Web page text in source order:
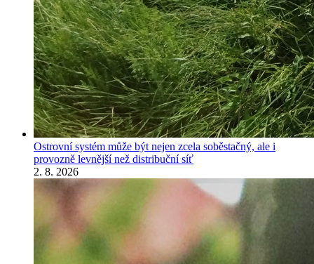
Ostrovní systém může být nejen zcela soběstačný, ale i
provozně levnější než distribuční síť
2. 8. 2026